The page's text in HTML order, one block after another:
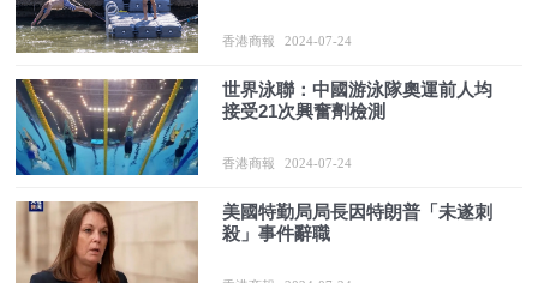
香港商報 2024-07-24
世界泳聯：中國游泳隊奧運前人均
接受21次興奮劑檢測
香港商報 2024-07-24
美國特勤局局長因特朗普「未遂刺
殺」事件辭職